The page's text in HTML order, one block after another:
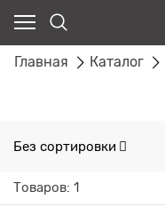
Главная Каталог
Без сортировки
Товаров: 1